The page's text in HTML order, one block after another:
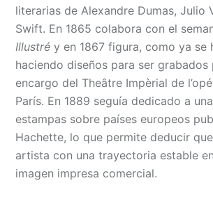
literarias de Alexandre Dumas, Julio
Swift. En 1865 colabora con el
Illustré y en 1867 figura, como ya se
haciendo diseños para ser
encargo del Theâtre Impèrial de
París. En 1889 seguía dedicado a
estampas sobre países europeos
Hachette, lo que permite deducir
artista con una trayectoria estable
imagen impresa comercial.